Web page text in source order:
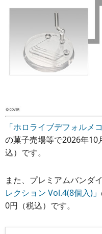
「ホロライブデフォルメ
の菓子売場等で2026年10
込）です。
また、プレミアムバンダ
レクション Vol.4(8個入)」
0円（税込）です。